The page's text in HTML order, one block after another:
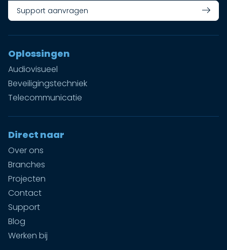
Oplossingen
Audiovisueel
Beveiligingstechniek
Telecommunicatie
Direct naar
Over ons
Branches
Projecten
Contact
Support
Blog
Werken bij
Support aanvragen